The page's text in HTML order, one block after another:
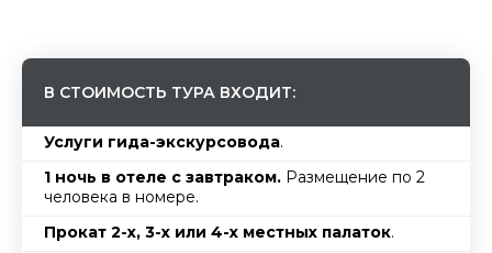
В СТОИМОСТЬ ТУРА ВХОДИТ:
Услуги гида-экскурсовода.
1 ночь в отеле с завтраком. Размещение по 2
человека в номере.
Прокат 2-х, 3-х или 4-х местных палаток.